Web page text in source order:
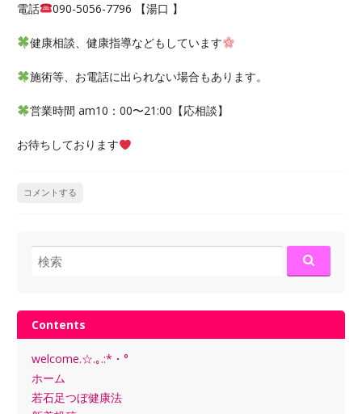
電話 090-5056-7796 【湯口 】
健康相談、健康指導などもしています
施術等、お電話に出られない場合もあります。
営業時間 am10：00〜21:00【応相談】
お待ちしております
コメントする
検
索:
Contents
welcome.☆.｡.:*・°
ホーム
若石足つぼ健康法